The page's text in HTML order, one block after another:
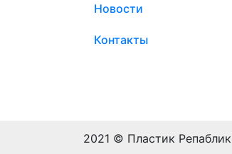
Новости
Контакты
2021 © Пластик Репаблик